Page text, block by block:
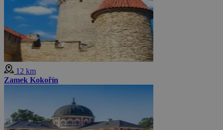
12 km
Zamek Kokořín